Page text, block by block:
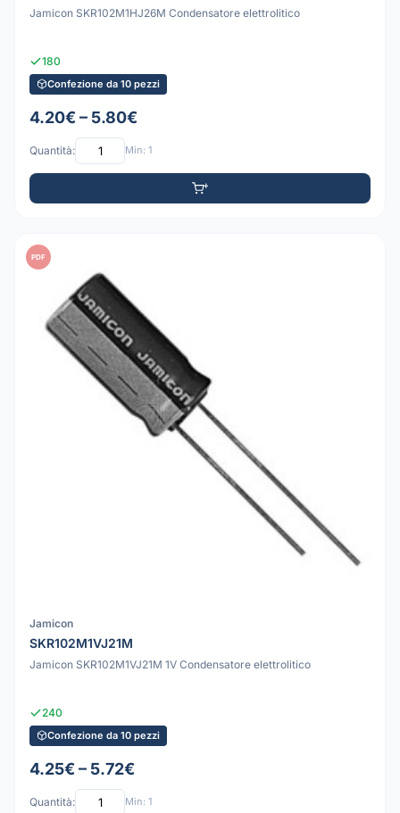
Jamicon SKR102M1HJ26M Condensatore elettrolitico
180
Confezione da 10 pezzi
4.20€ – 5.80€
Quantità: Min: 1
PDF
Jamicon
SKR102M1VJ21M
Jamicon SKR102M1VJ21M 1V Condensatore elettrolitico
240
Confezione da 10 pezzi
4.25€ – 5.72€
Quantità: Min: 1